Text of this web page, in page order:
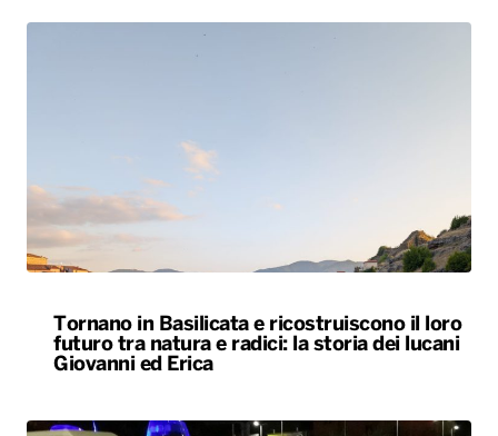
Tornano in Basilicata e ricostruiscono il loro
futuro tra natura e radici: la storia dei lucani
Giovanni ed Erica